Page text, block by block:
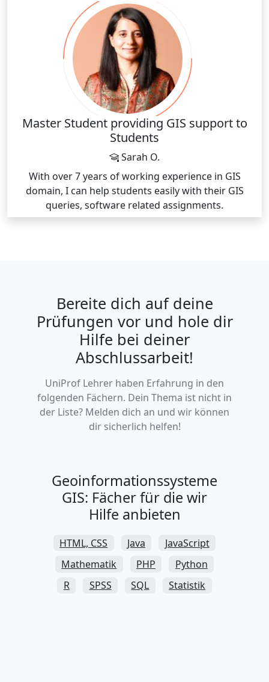
Master Student providing GIS support to
Students
Sarah O.
With over 7 years of working experience in GIS
domain, I can help students easily with their GIS
queries, software related assignments.
Bereite dich auf deine
Prüfungen vor und hole dir
Hilfe bei deiner
Abschlussarbeit!
UniProf Lehrer haben Erfahrung in den
folgenden Fächern. Dein Thema ist nicht in
der Liste? Melden dich an und wir können
dir sicherlich helfen!
Geoinformationssysteme
GIS: Fächer für die wir
Hilfe anbieten
HTML, CSS Java
JavaScript
Mathematik
PHP
Python
R
SPSS SQL Statistik